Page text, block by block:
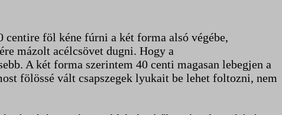
centire föl kéne fúrni a két forma alsó végébe,
mázolt acélcsövet dugni. Hogy a
A két forma szerintem 40 centi magasan lebegjen a
fölössé vált csapszegek lyukait be lehet foltozni, nem